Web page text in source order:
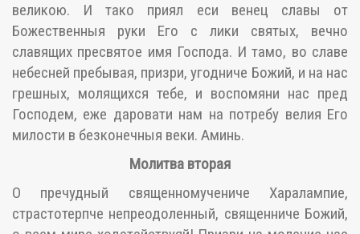
великою. И тако приял еси венец славы от
Божественныя руки Его с лики святых, вечно
славящих пресвятое имя Господа. И тамо, во славе
небесней пребывая, призри, угодниче Божий, и на нас
грешных, молящихся тебе, и воспомяни нас пред
Господем, еже даровати нам на потребу велия Его
милости в безконечныя веки. Аминь.
Молитва вторая
О пречудный священномучениче Харалампие,
страстотерпче непреодоленный, священниче Божий,